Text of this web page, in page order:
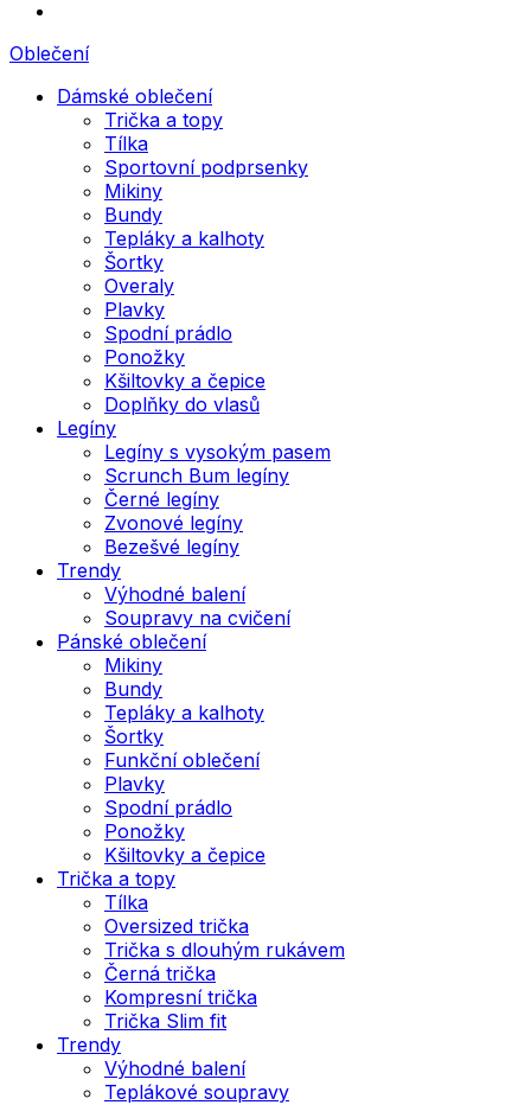
Oblečení
Dámské oblečení
Trička a topy
Tílka
Sportovní podprsenky
Mikiny
Bundy
Tepláky a kalhoty
Šortky
Overaly
Plavky
Spodní prádlo
Ponožky
Kšiltovky a čepice
Doplňky do vlasů
Legíny
Legíny s vysokým pasem
Scrunch Bum legíny
Černé legíny
Zvonové legíny
Bezešvé legíny
Trendy
Výhodné balení
Soupravy na cvičení
Pánské oblečení
Mikiny
Bundy
Tepláky a kalhoty
Šortky
Funkční oblečení
Plavky
Spodní prádlo
Ponožky
Kšiltovky a čepice
Trička a topy
Tílka
Oversized trička
Trička s dlouhým rukávem
Černá trička
Kompresní trička
Trička Slim fit
Trendy
Výhodné balení
Teplákové soupravy